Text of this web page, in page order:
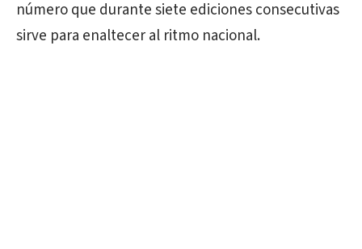
número que durante siete ediciones consecutivas
sirve para enaltecer al ritmo nacional.